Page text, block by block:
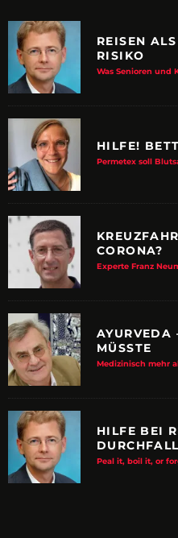
MACHER
System werden Reisen sicherer
REISEN
RISIKO
Was Senioren und
HILFE!
Permetex soll
CORONA?
Experte Franz
AYURVEDA
MÜSSTE
Medizinisch mehr
HILFE BEI
DURCHFALL
Peal it, boil it, or